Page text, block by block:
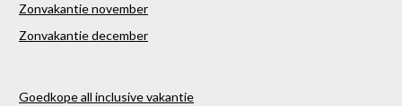
Zonvakantie november
Zonvakantie december
Goedkope all inclusive vakantie